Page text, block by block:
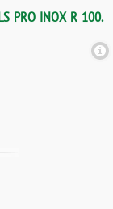
PRO INOX R 100.